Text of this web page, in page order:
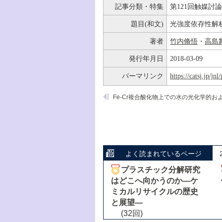
記事分類・特集 第121回触媒討
題目(和文) 光強度依存性解
著者 竹内脩悟 ・ 高島
発行年月日 2018-03-09
パーマリンク https://catsj.jp/jnl/
よく読まれているページ
プラスチック分解研究
はどこへ向かうのか―ケ
ミカルリサイクルの歴史
と展望―
(32回)